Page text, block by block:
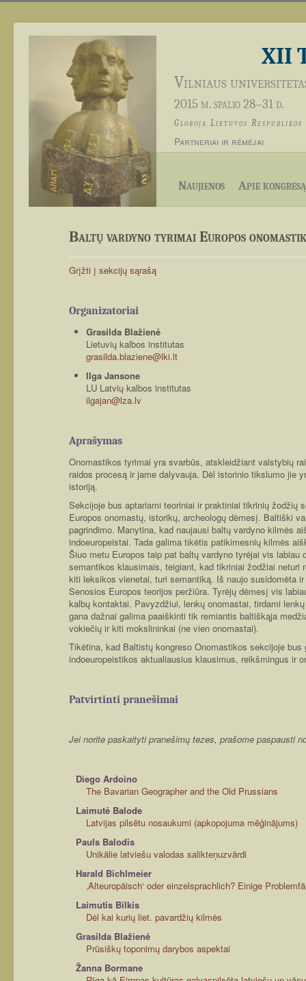
XII
Vilniaus
2015 m. spalio 28–31 d.
Globoja Lietuvos
Partneriai ir rėmėjai
Naujienos Apie kongresą
Baltų vardyno tyrimai Europos
Grįžti į sekcijų sąrašą
Organizatoriai
Grasilda Blažienė
Lietuvių kalbos institutas
grasilda.blaziene@lki.lt
Ilga Jansone
LU Latvių kalbos institutas
ilgajan@lza.lv
Aprašymas
Onomastikos tyrimai yra svarbūs, atskleidžiant valstybių
raidos procesą ir jame dalyvauja. Dėl istorinio tikslumo jie
istoriją.
Sekcijoje bus aptariami teoriniai ir praktiniai tikrinių
Europos onomastų, istorikų, archeologų dėmesį. Baltiški
pagrindimo. Manytina, kad naujausi baltų vardyno kilmės
indoeuropeistai. Tada galima tikėtis patikimesnių kilmės
Šiuo metu Europos taip pat baltų vardyno tyrėjai vis
semantikos klausimais, teigiant, kad tikriniai žodžiai
kiti leksikos vienetai, turi semantiką. Iš naujo susidomėta
Senosios Europos teorijos peržiūra. Tyrėjų dėmesį vis
kalbų kontaktai. Pavyzdžiui, lenkų onomastai, tirdami
gana dažnai galima paaiškinti tik remiantis baltiškąja
vokiečių ir kiti mokslininkai (ne vien onomastai).
Tikėtina, kad Baltistų kongreso Onomastikos sekcijoje
indoeuropeistikos aktualiausius klausimus, reikšmingus ir
Patvirtinti pranešimai
Jei norite paskaityti pranešimų tezes, prašome paspausti
Diego Ardoino
The Bavarian Geographer and the Old Prussians
Laimutė Balode
Latvijas pilsētu nosaukumi (apkopojuma mēģinājums)
Pauls Balodis
Unikālie latviešu valodas salikteņuzvārdi
Harald Bichlmeier
‚Alteuropäisch‘ oder einzelsprachlich? Einige
Laimutis Bilkis
Dėl kai kurių liet. pavardžių kilmės
Grasilda Blažienė
Prūsiškų toponimų darybos aspektai
Žanna Bormane